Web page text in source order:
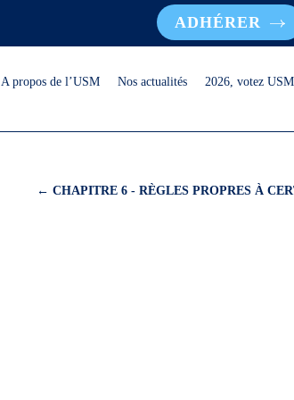
ADHÉRER
A propos de l’USM Nos actualités 2026, votez
←CHAPITRE 6 - RÈGLES PROPRES À